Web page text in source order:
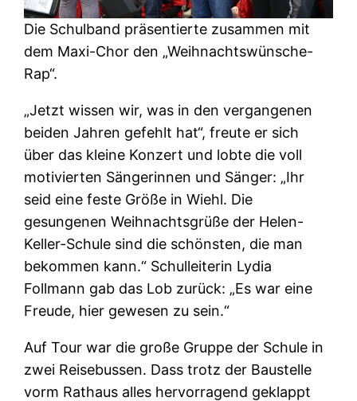
Die Schulband präsentierte zusammen mit
dem Maxi-Chor den „Weihnachtswünsche-
Rap“.
„Jetzt wissen wir, was in den vergangenen
beiden Jahren gefehlt hat“, freute er sich
über das kleine Konzert und lobte die voll
motivierten Sängerinnen und Sänger: „Ihr
seid eine feste Größe in Wiehl. Die
gesungenen Weihnachtsgrüße der Helen-
Keller-Schule sind die schönsten, die man
bekommen kann.“ Schulleiterin Lydia
Follmann gab das Lob zurück: „Es war eine
Freude, hier gewesen zu sein.“
Auf Tour war die große Gruppe der Schule in
zwei Reisebussen. Dass trotz der Baustelle
vorm Rathaus alles hervorragend geklappt